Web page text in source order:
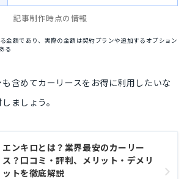
記事制作時点の情報
金額であり、実際の金額は契約プランや追加するオプション
る
含めてカーリースをお得に利用したいな
ましょう。
エンキロとは？業界最安のカーリー
ス？口コミ・評判、メリット・デメリ
ットを徹底解説